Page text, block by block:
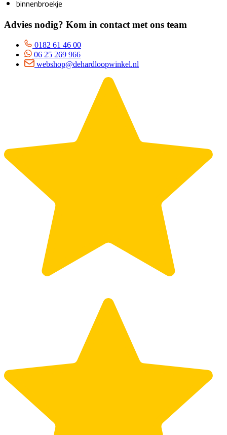
binnenbroekje
Advies nodig? Kom in contact met ons team
0182 61 46 00
06 25 269 966
webshop@dehardloopwinkel.nl